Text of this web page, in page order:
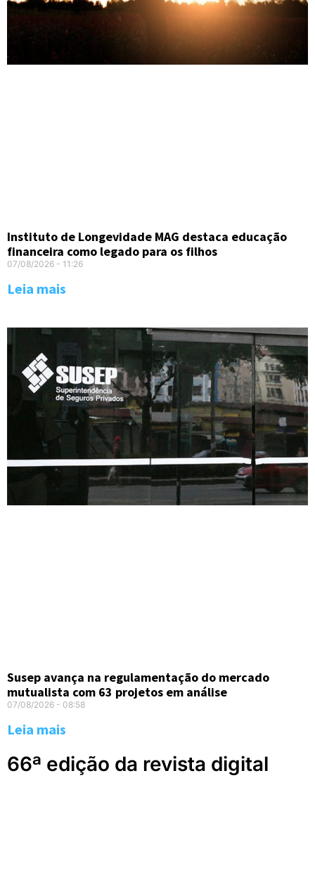
Instituto de Longevidade MAG destaca educação
financeira como legado para os filhos
07/08/2026 11:26
Leia mais
Susep avança na regulamentação do mercado
mutualista com 63 projetos em análise
07/08/2026 08:58
Leia mais
66ª edição da revista digital